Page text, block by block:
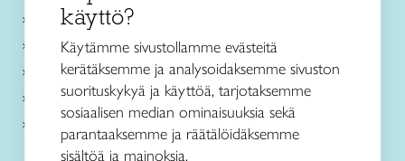
Ajankohtaista
Käsityöohjeet
Me olemme Taito
Paikallinen toiminta
Verkkokaupat
käyttö?
Käytämme sivustollamme evästeitä
kerätäksemme ja analysoidaksemme sivuston
suorituskykyä ja käyttöä, tarjotaksemme
sosiaalisen median ominaisuuksia sekä
parantaaksemme ja räätälöidäksemme
sisältöä ja mainoksia.